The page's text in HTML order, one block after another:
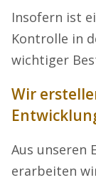
Insofern ist
Kontrolle in
wichtiger
Wir
Aus unseren
erarbeiten